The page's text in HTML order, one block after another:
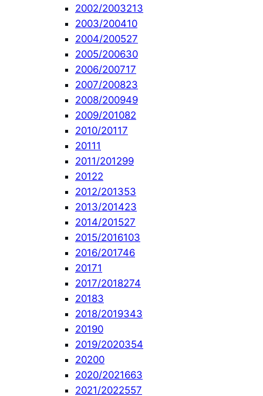
2002/2003213
2003/200410
2004/200527
2005/200630
2006/200717
2007/200823
2008/200949
2009/201082
2010/20117
20111
2011/201299
20122
2012/201353
2013/201423
2014/201527
2015/2016103
2016/201746
20171
2017/2018274
20183
2018/2019343
20190
2019/2020354
20200
2020/2021663
2021/2022557